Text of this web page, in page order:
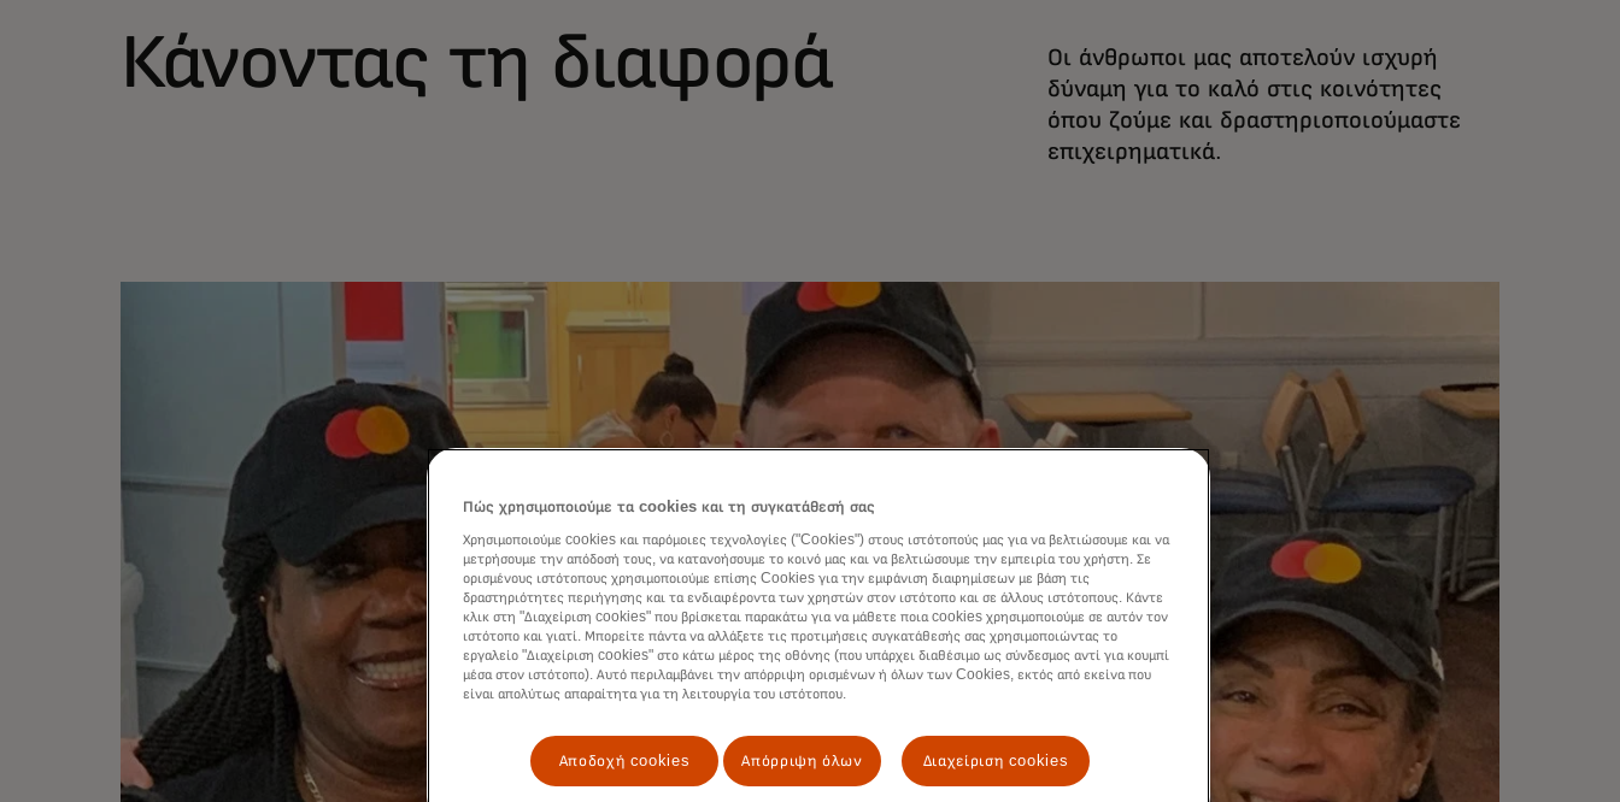
Κάνοντας τη διαφορά
Οι άνθρωποι μας αποτελούν ισχυρή
δύναμη για το καλό στις κοινότητες
όπου ζούμε και δραστηριοποιούμαστε
επιχειρηματικά.
Πώς χρησιμοποιούμε τα cookies και τη συγκατάθεσή σας
Χρησιμοποιούμε cookies και παρόμοιες τεχνολογίες ("Cookies") στους ιστότοπούς μας για να βελτιώσουμε και να
μετρήσουμε την απόδοσή τους, να κατανοήσουμε το κοινό μας και να βελτιώσουμε την εμπειρία του χρήστη. Σε
ορισμένους ιστότοπους χρησιμοποιούμε επίσης Cookies για την εμφάνιση διαφημίσεων με βάση τις
δραστηριότητες περιήγησης και τα ενδιαφέροντα των χρηστών στον ιστότοπο και σε άλλους ιστότοπους. Κάντε
κλικ στη "Διαχείριση cookies" που βρίσκεται παρακάτω για να μάθετε ποια cookies χρησιμοποιούμε σε αυτόν τον
ιστότοπο και γιατί. Μπορείτε πάντα να αλλάξετε τις προτιμήσεις συγκατάθεσής σας χρησιμοποιώντας το
εργαλείο "Διαχείριση cookies" στο κάτω μέρος της οθόνης (που υπάρχει διαθέσιμο ως σύνδεσμος αντί για κουμπί
μέσα στον ιστότοπο). Αυτό περιλαμβάνει την απόρριψη ορισμένων ή όλων των Cookies, εκτός από εκείνα που
είναι απολύτως απαραίτητα για τη λειτουργία του ιστότοπου.
Αποδοχή cookies Απόρριψη όλων Διαχείριση cookies